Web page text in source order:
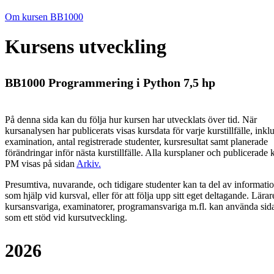
Om kursen BB1000
Kursens utveckling
BB1000 Programmering i Python 7,5 hp
På denna sida kan du följa hur kursen har utvecklats över tid. När
kursanalysen har publicerats visas kursdata för varje kurstillfälle,
examination, antal registrerade studenter, kursresultat samt planerade
förändringar inför nästa kurstillfälle. Alla kursplaner och publicerade
PM visas på sidan Arkiv.
Presumtiva, nuvarande, och tidigare studenter kan ta del av
som hjälp vid kursval, eller för att följa upp sitt eget deltagande.
kursansvariga, examinatorer, programansvariga m.fl. kan använda
som ett stöd vid kursutveckling.
2026